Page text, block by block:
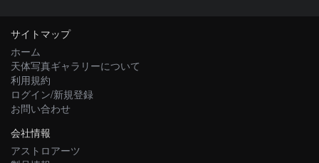
サイトマップ
ホーム
天体写真ギャラリーについて
利用規約
ログイン/新規登録
お問い合わせ
会社情報
アストロアーツ